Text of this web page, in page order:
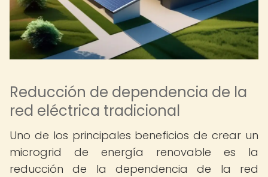
Reducción de dependencia de la
red eléctrica tradicional
Uno de los principales beneficios de crear un
microgrid de energía renovable es la
reducción de la dependencia de la red